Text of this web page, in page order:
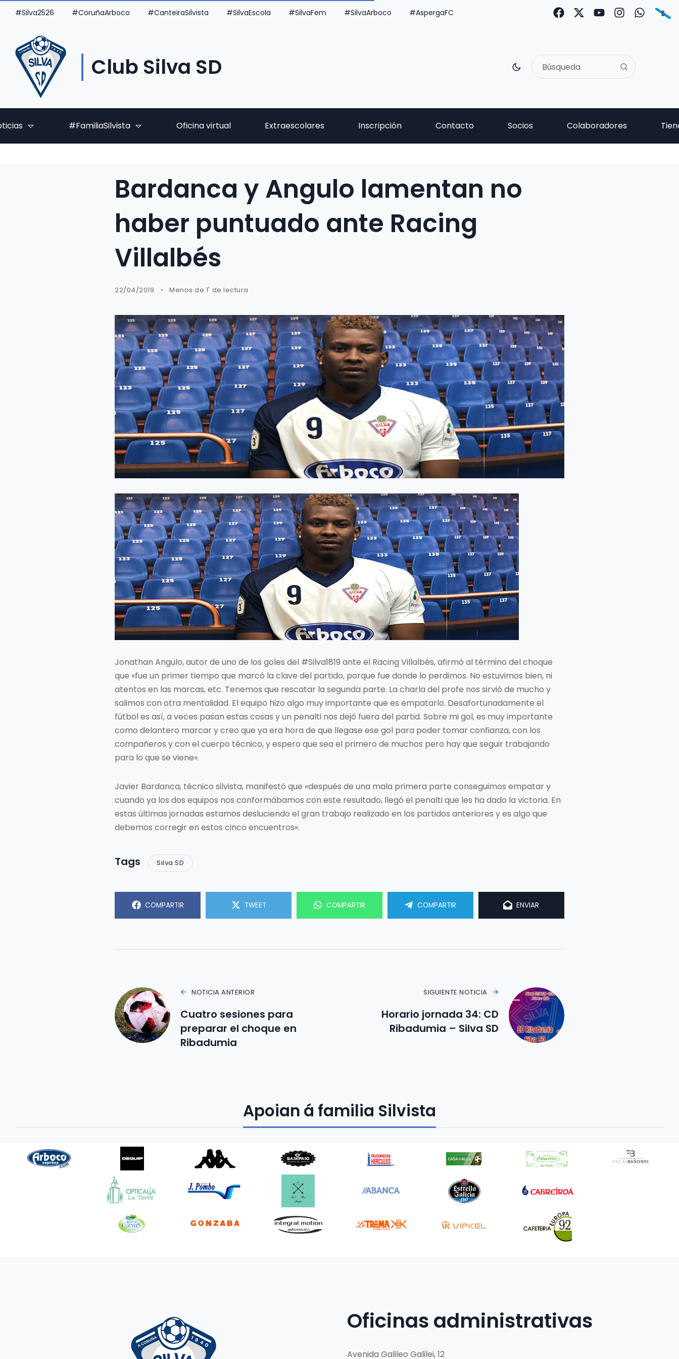
#Silva2526 #CoruñaArboco #CanteiraSilvista #SilvaEscola #SilvaFem #SilvaArboco #AspergaFC
Club Silva SD
#FamiliaSilvista Oficina virtual Extraescolares Inscripción Contacto Socios Colaboradores
Bardanca y Angulo lamentan no
haber puntuado ante Racing
Villalbés
22/04/2019 Menos de 1' de lectura
Jonathan Angulo, autor de uno de los goles del #Silva1819 ante el Racing Villalbés, afirmó al término del choque
que «fue un primer tiempo que marcó la clave del partido, porque fue donde lo perdimos. No estuvimos bien, ni
atentos en las marcas, etc. Tenemos que rescatar la segunda parte. La charla del profe nos sirvió de mucho y
salimos con otra mentalidad. El equipo hizo algo muy importante que es empatarlo. Desafortunadamente el
fútbol es así, a veces pasan estas cosas y un penalti nos dejó fuera del partid. Sobre mi gol, es muy importante
como delantero marcar y creo que ya era hora de que llegase ese gol para poder tomar confianza, con los
compañeros y con el cuerpo técnico, y espero que sea el primero de muchos pero hay que seguir trabajando
para lo que se viene».
Javier Bardanca, técnico silvista, manifestó que «después de una mala primera parte conseguimos empatar y
cuando ya los dos equipos nos conformábamos con este resultado, llegó el penalti que les ha dado la victoria. En
estas últimas jornadas estamos desluciendo el gran trabajo realizado en los partidos anteriores y es algo que
debemos corregir en estos cinco encuentros».
Tags Silva SD
COMPARTIR TWEET COMPARTIR COMPARTIR ENVIAR
NOTICIA ANTERIOR
Cuatro sesiones para
preparar el choque en
Ribadumia
SIGUIENTE NOTICIA
Horario jornada 34: CD
Ribadumia – Silva SD
Apoian á familia Silvista
Oficinas administrativas
Avenida Galileo Galilei, 12